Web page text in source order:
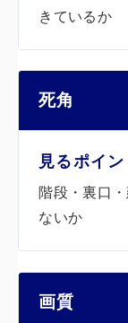
きているか
死角
階段・裏口
ないか
画質